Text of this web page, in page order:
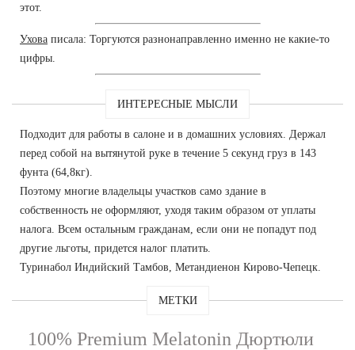
этот.
Ухова писала: Торгуются разнонаправленно именно не какие-то
цифры.
ИНТЕРЕСНЫЕ МЫСЛИ
Подходит для работы в салоне и в домашних условиях. Держал
перед собой на вытянутой руке в течение 5 секунд груз в 143
фунта (64,8кг).
Поэтому многие владельцы участков само здание в
собственность не оформляют, уходя таким образом от уплаты
налога. Всем остальным гражданам, если они не попадут под
другие льготы, придется налог платить.
Туринабол Индийский Тамбов, Метандиенон Кирово-Чепецк.
МЕТКИ
100% Premium Melatonin Дюртюли